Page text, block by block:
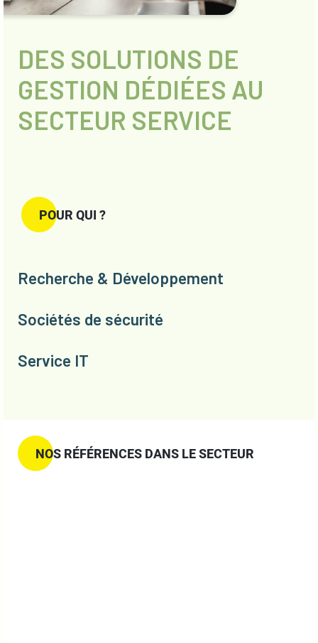
DES SOLUTIONS DE
GESTION DÉDIÉES AU
SECTEUR SERVICE
POUR QUI ?
Recherche & Développement
Sociétés de sécurité
Service IT
NOS RÉFÉRENCES DANS LE SECTEUR